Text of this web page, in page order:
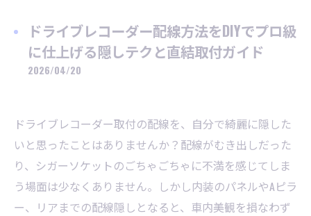
ドライブレコーダー配線方法をDIYでプロ級
に仕上げる隠しテクと直結取付ガイド
2026/04/20
ドライブレコーダー取付の配線を、自分で綺麗に隠した
いと思ったことはありませんか？配線がむき出しだった
り、シガーソケットのごちゃごちゃに不満を感じてしま
う場面は少なくありません。しかし内装のパネルやAピラ
ー、リアまでの配線隠しとなると、車内美観を損なわず